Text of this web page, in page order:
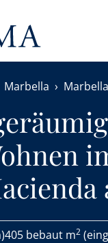
Marbella
405 bebaut m2